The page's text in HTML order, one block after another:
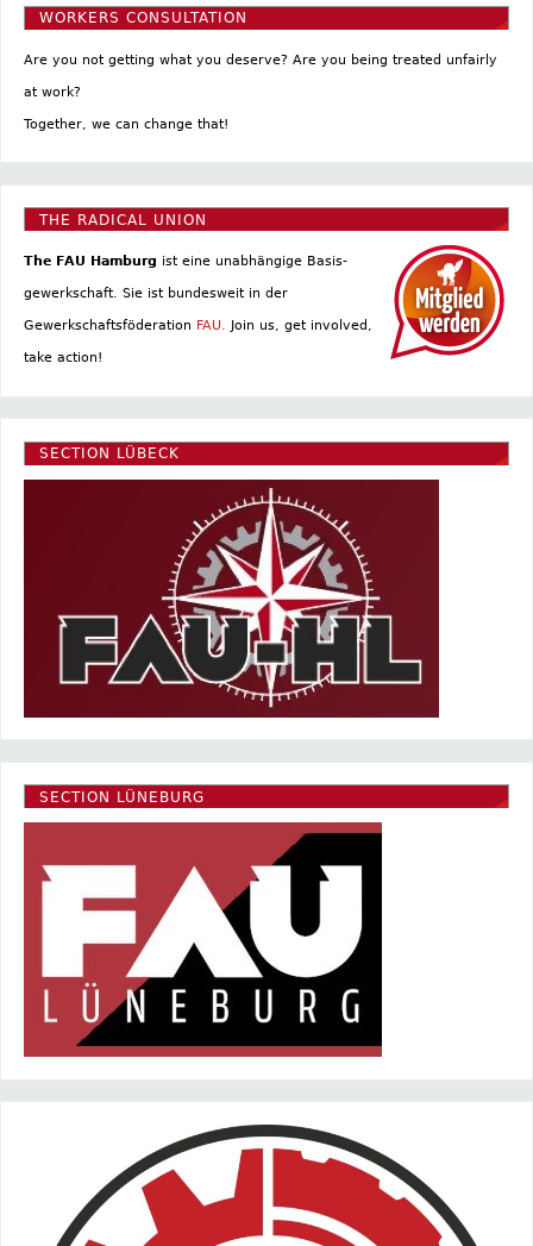
WORKERS CONSULTATION
Are you not getting what you deserve? Are you being treated unfairly
at work?
Together, we can change that!
THE RADICAL UNION
The FAU Hamburg ist eine un­abhängige Basis­
gewerkschaft. Sie ist bundesweit in der
Gewerkschaftsföderation FAU. Join us, get involved,
take action!
SECTION LÜBECK
SECTION LÜNEBURG